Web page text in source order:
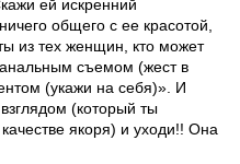
ей искренний
общего с ее красотой,
из тех женщин, кто может
съемом (жест в
(укажи на себя)». И
(который ты
якоря) и уходи!! Она